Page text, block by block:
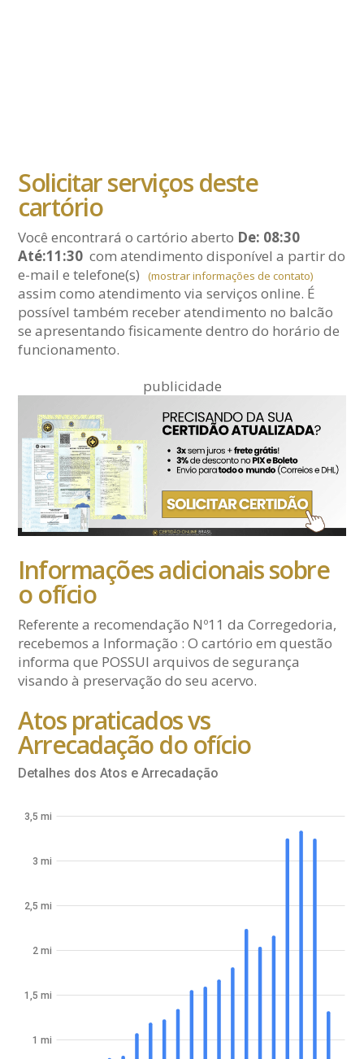
Solicitar serviços deste
cartório
Você encontrará o cartório aberto De: 08:30
Até:11:30 com atendimento disponível a partir do
e-maile telefone(s) (mostrar informações de contato)
assim como atendimento via serviços online. É
possível também receber atendimento no balcão
se apresentando fisicamente dentro do horário de
funcionamento.
publicidade
Informações adicionais sobre
o ofício
Referente a recomendação Nº11 da Corregedoria,
recebemos a Informação : O cartório em questão
informa que POSSUI arquivos de segurança
visando à preservação do seu acervo.
Atos praticados vs
Arrecadação do ofício
Detalhes dos Atos e Arrecadação
1 mi
1,5 mi
2 mi
2,5 mi
3 mi
3,5 mi